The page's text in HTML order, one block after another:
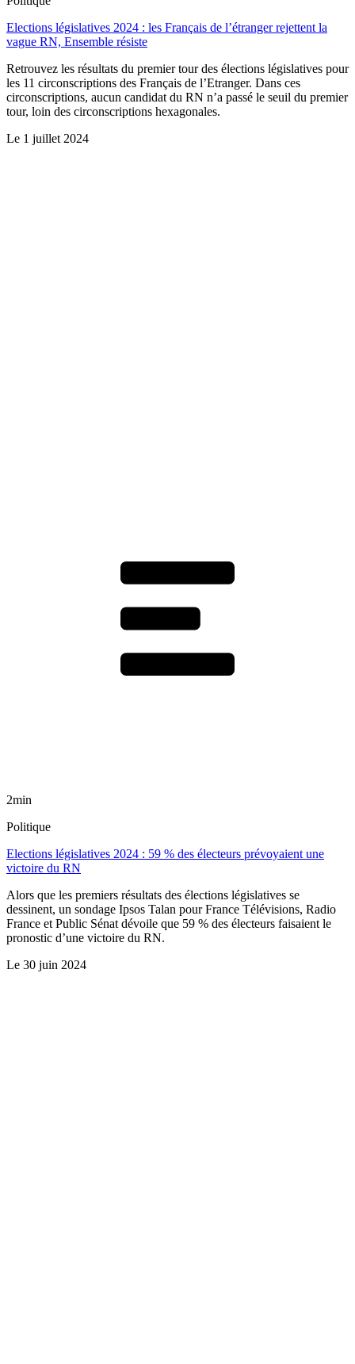
Elections législatives 2024 : les Français de l’étranger rejettent la
vague RN, Ensemble résiste
Retrouvez les résultats du premier tour des élections législatives pour
les 11 circonscriptions des Français de l’Etranger. Dans ces
circonscriptions, aucun candidat du RN n’a passé le seuil du premier
tour, loin des circonscriptions hexagonales.
Le 1 juillet 2024
2min
Politique
Elections législatives 2024 : 59 % des électeurs prévoyaient une
victoire du RN
Alors que les premiers résultats des élections législatives se
dessinent, un sondage Ipsos Talan pour France Télévisions, Radio
France et Public Sénat dévoile que 59 % des électeurs faisaient le
pronostic d’une victoire du RN.
Le 30 juin 2024